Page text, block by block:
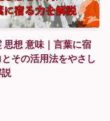
思想 意味｜言葉に宿
とその活用法をやさし
説